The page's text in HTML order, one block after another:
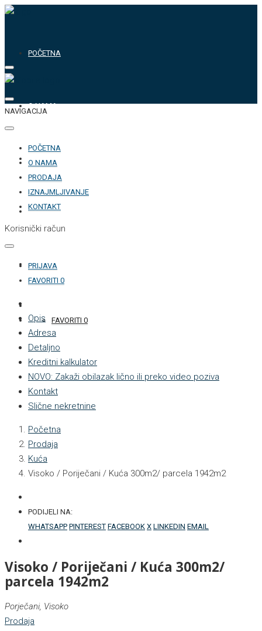
POČETNA
O NAMA
PRODAJA
IZNAJMLJIVANJE
KONTAKT
FAVORITI 0
NAVIGACIJA
POČETNA
O NAMA
PRODAJA
IZNAJMLJIVANJE
KONTAKT
Korisnički račun
PRIJAVA
FAVORITI 0
Opis
Adresa
Detaljno
Kreditni kalkulator
NOVO: Zakaži obilazak lično ili preko video poziva
Kontakt
Slične nekretnine
Početna
Prodaja
Kuća
Visoko / Poriječani / Kuća 300m2/ parcela 1942m2
PODIJELI NA:
WHATSAPP PINTEREST FACEBOOK X LINKEDIN EMAIL
Visoko / Poriječani / Kuća 300m2/
parcela 1942m2
Porječani, Visoko
Prodaja